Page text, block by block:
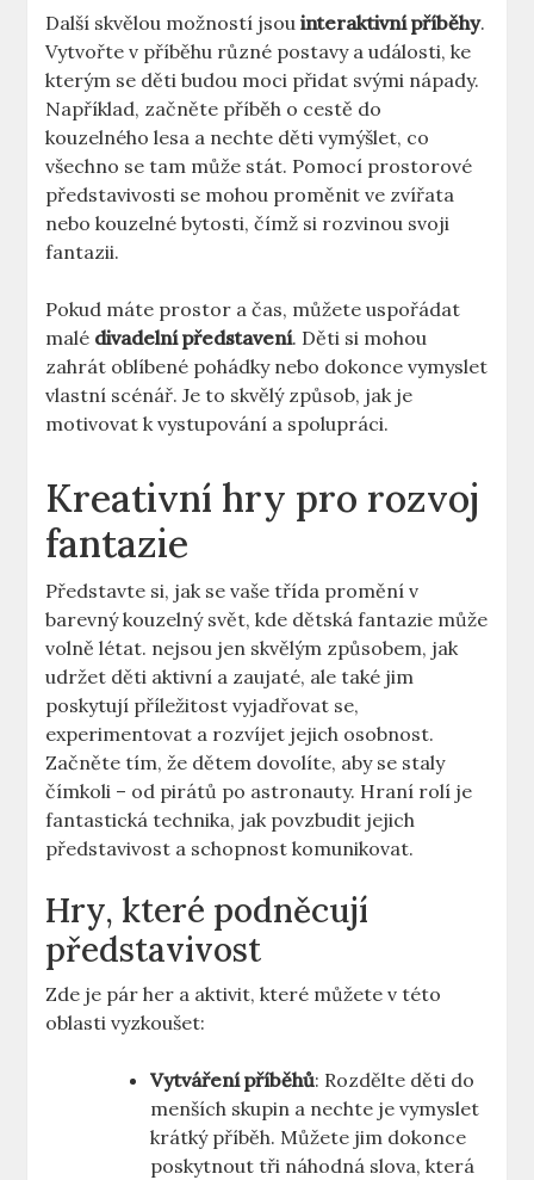
Další skvělou možností jsouinteraktivní příběhy.
Vytvořte v⁢ příběhu různé postavy a události, ke
kterým se děti budou moci přidat svými nápady.
Například, začněte příběh o cestě do
kouzelného lesa a nechte děti vymýšlet, co
všechno se tam může stát. Pomocí‍ prostorové
představivosti⁢ se mohou proměnit ve zvířata
nebo kouzelné bytosti, čímž ‌si rozvinou svoji ​
fantazii.
Pokud máte prostor a čas, můžete uspořádat
malé divadelní představení. Děti⁢ si mohou
zahrát oblíbené pohádky nebo dokonce vymyslet
vlastní scénář. Je to skvělý způsob, jak je
motivovat k vystupování a spolupráci.
Kreativní hry pro‌ rozvoj
fantazie
Představte si, jak se vaše​ třída promění ⁢v
barevný kouzelný svět, kde dětská fantazie může
volně létat. nejsou jen skvělým způsobem, jak
udržet děti⁣ aktivní a⁢ zaujaté, ale také jim
poskytují příležitost vyjadřovat se,
experimentovat a rozvíjet jejich osobnost.
Začněte tím, že dětem dovolíte, aby⁤ se staly
čímkoli – od pirátů ‍po astronauty. Hraní rolí je
fantastická technika, jak povzbudit ‍jejich
představivost a ‌schopnost komunikovat.
Hry, které podněcují
představivost
Zde je pár her ‍a aktivit, které můžete v této
oblasti vyzkoušet:
Vytváření příběhů: Rozdělte děti do
menších skupin a nechte je vymyslet‌
krátký příběh. Můžete jim dokonce
poskytnout tři náhodná slova, která